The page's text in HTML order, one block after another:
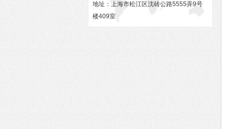
地址：上海市松江区沈砖公路5555弄9号
楼409室